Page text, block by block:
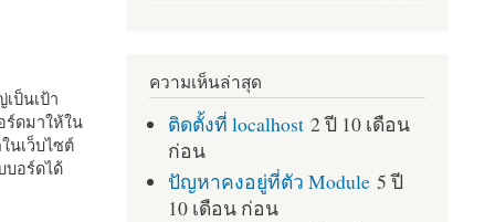
ป็นเป้า
ร์ดมาให้ใน
นเว็บไซต์
บอร์ดได้
ความเห็นล่าสุด
ติดตั้งที่ localhost 2 ปี 10 เดือน
ก่อน
ปัญหาคงอยู่ที่ตัว Module 5 ปี
10 เดือน ก่อน